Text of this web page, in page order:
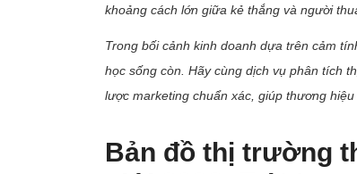
khoảng cách lớn giữa kẻ thắng và người
Trong bối cảnh kinh doanh dựa trên cảm
học sống còn. Hãy cùng dịch vụ phân tích
lược marketing chuẩn xác, giúp thương
Bản đồ thị trường